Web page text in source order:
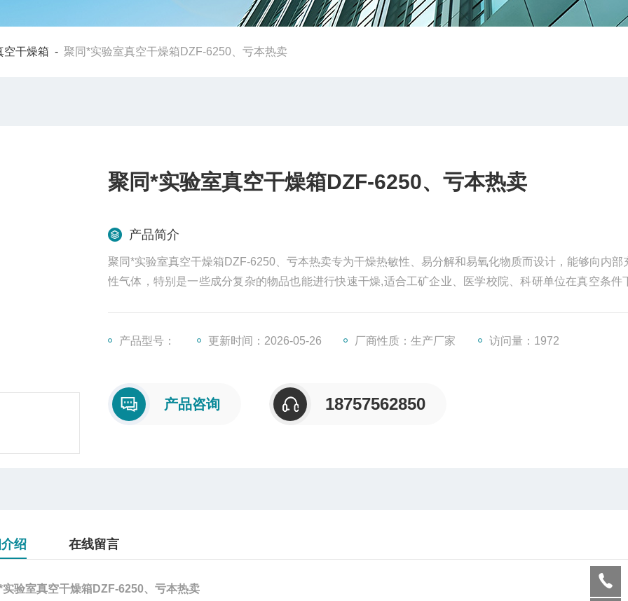
空干燥箱 - 聚同*实验室真空干燥箱DZF-6250、亏本热卖
聚同*实验室真空干燥箱DZF-6250、亏本热卖
产品简介
聚同*实验室真空干燥箱DZF-6250、亏本热卖专为干燥热敏性、易分解和易氧化物质而设计，能够向内部
性气体，特别是一些成分复杂的物品也能进行快速干燥,适合工矿企业、医学校院、科研单位在真空条件
产品型号： 更新时间：2026-05-26 厂商性质：生产厂家 访问量：1972
产品咨询 18757562850
绍 在线留言
实验室真空干燥箱DZF-6250、亏本热卖